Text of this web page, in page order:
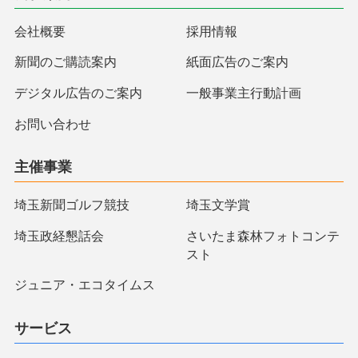
会社概要 採用情報
新聞のご購読案内 紙面広告のご案内
デジタル広告のご案内 一般事業主行動計画
お問い合わせ
主催事業
埼玉新聞ゴルフ競技 埼玉文学賞
埼玉政経懇話会
さいたま森林フォトコンテ
スト
ジュニア・エコタイムス
サービス